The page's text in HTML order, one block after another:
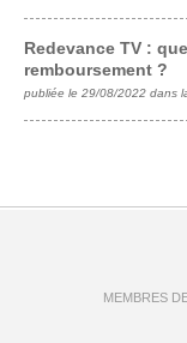
Redevance TV :
remboursement ?
publiée le 29/08/2022 dans
MEMBRES